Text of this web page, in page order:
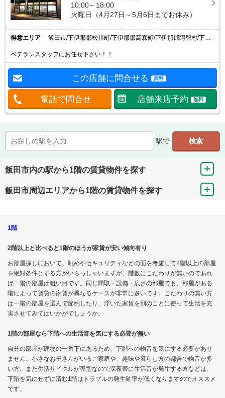
10:00～18:00
火曜日（4月27日～5月6日までお休み）
得意エリア 飯田市/下伊那郡松川町/下伊那郡高森町/下伊那郡阿智村/下伊那郡喬木村
ベテランスタッフにお任せ下さい！！
この店舗に問合せる 無料
電話で問合せ 店舗来店予約 無料
駅で
飯田市内の駅から1階の賃貸物件を探す
飯田市周辺エリアから1階の賃貸物件を探す
1階
2階以上と比べると1階のほうが家賃が安い傾向有り
お部屋探しにおいて、眺めやセキュリティなどの面を考慮して2階以上の部屋
を絶対条件とする方がいらっしゃいますが、階数にこだわりが無いのであれ
ば一階の部屋は狙い目です。同じ間取・設備・広さの部屋でも、部屋がある
階によって賃貸の家賃が異なるケースが非常に多いです。こだわりの無い方
は一階の部屋を選んで節約したり、浮いた家賃を別のことに使って生活を充
実させてみてはいかがでしょうか。
1階の部屋なら下階への生活音を気にする必要が無い
自分の部屋が建物の一番下にあるため、下階への物音を気にする必要があり
ません。小さなお子さんがいるご家庭や、趣味や暮らし方の都合で物音が多
い方、また生活サイクルが夜型なので深夜帯に生活音が発生する方などは、
下階を気にせずに済む1階はトラブルの発生確率が低くなりますのでオススメ
です。